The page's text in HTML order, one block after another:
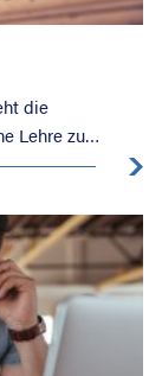
die
Lehre zu
möglich,